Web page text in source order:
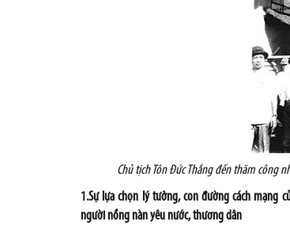
Chủ tịch Tôn Đức Thắng đến thăm công
1.Sự lựa chọn lý tưởng, con đường cách mạng
người nồng nàn yêu nước, thương dân